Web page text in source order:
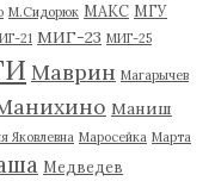
М.Сидорюк МАКС МГУ
21 МИГ-23 МИГ-25
Маврин Магарычев
Маниш
Яковлевна Маросейка Марта
Медведев